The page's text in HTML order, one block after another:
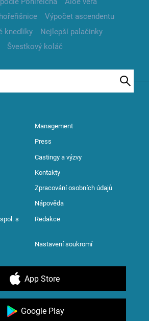
Výpočet ascendentu
knedlíky
Nejlepší palačinky
Švestkový koláč
Management
Press
Castingy a výzvy
Kontakty
Zpracování osobních údajů
Nápověda
s
Redakce
Nastavení soukromí
App Store
Google Play